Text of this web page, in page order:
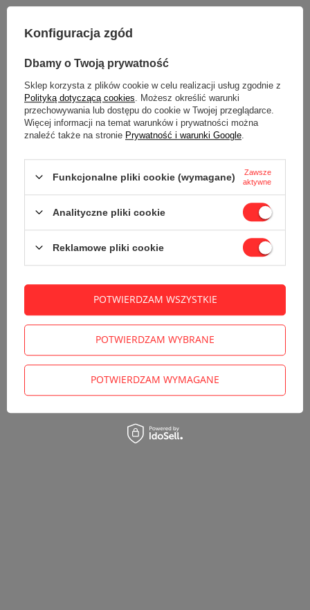
Konfiguracja zgód
Dbamy o Twoją prywatność
Sklep korzysta z plików cookie w celu realizacji usług zgodnie z
Polityką dotyczącą cookies . Możesz określić warunki
przechowywania lub dostępu do cookie w Twojej przeglądarce.
Więcej informacji na temat warunków i prywatności można
znaleźć także na stronie Prywatność i warunki Google
Funkcjonalne pliki cookie (wymagane)
Zawsze
aktywne
Analityczne pliki cookie
Reklamowe pliki cookie
POTWIERDZAM WYBRANE
POTWIERDZAM WYMAGANE
POTWIERDZAM WSZYSTKIE